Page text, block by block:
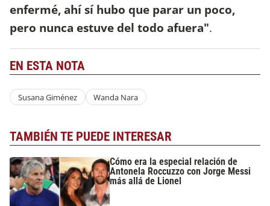
enfermé, ahí sí hubo que parar un poco,
pero nunca estuve del todo afuera".
EN ESTA NOTA
Susana Giménez Wanda Nara
TAMBIÉN TE PUEDE INTERESAR
Cómo era la especial relación de
Antonela Roccuzzo con Jorge Messi
más allá de Lionel